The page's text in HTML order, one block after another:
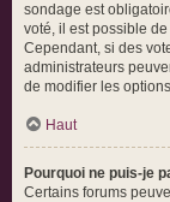
sondage est
voté, il est possible
Cependant, si des
administrateurs
de modifier les
Haut
Pourquoi ne puis-je
Certains forums